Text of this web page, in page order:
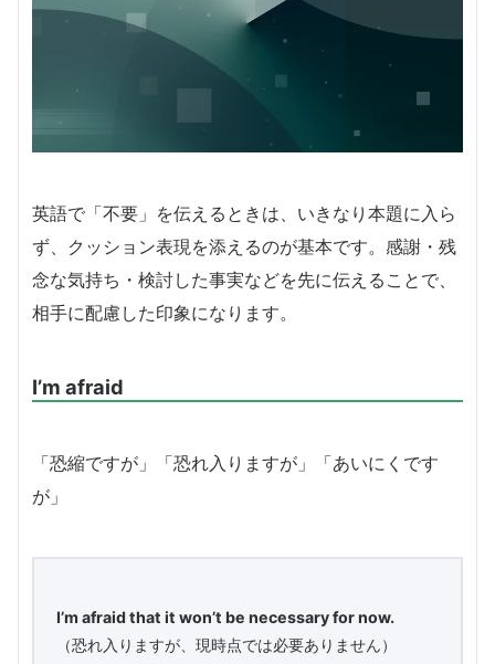
英語で「不要」を伝えるときは、いきなり本題に入ら
ず、クッション表現を添えるのが基本です。感謝・残
念な気持ち・検討した事実などを先に伝えることで、
相手に配慮した印象になります。
I’m afraid
「恐縮ですが」「恐れ入りますが」「あいにくです
が」
I’m afraid that it won’t be necessary for now.
（恐れ入りますが、現時点では必要ありません）